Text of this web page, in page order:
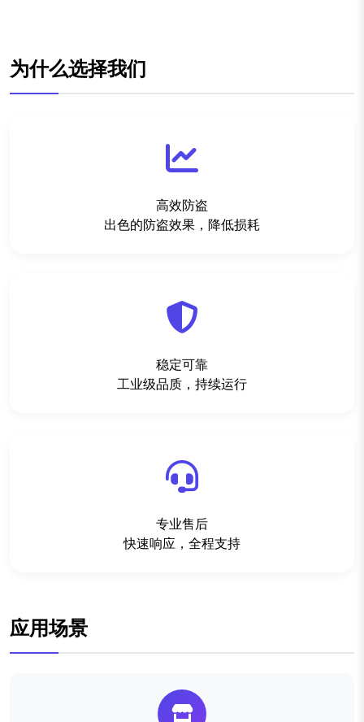
为什么选择我们
高效防盗
出色的防盗效果，降低损耗
稳定可靠
工业级品质，持续运行
专业售后
快速响应，全程支持
应用场景